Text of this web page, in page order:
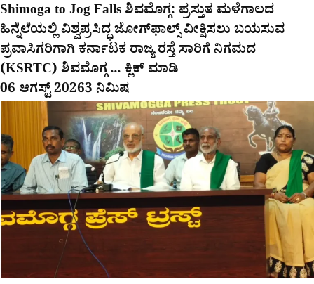
Shimoga to Jog Falls ಶಿವಮೊಗ್ಗ: ಪ್ರಸ್ತುತ ಮಳೆಗಾಲದ
ಹಿನ್ನೆಲೆಯಲ್ಲಿ ವಿಶ್ವಪ್ರಸಿದ್ಧ ಜೋಗ್‌ಫಾಲ್ಸ್ ವೀಕ್ಷಿಸಲು ಬಯಸುವ
ಪ್ರವಾಸಿಗರಿಗಾಗಿ ಕರ್ನಾಟಕ ರಾಜ್ಯ ರಸ್ತೆ ಸಾರಿಗೆ ನಿಗಮದ
(KSRTC) ಶಿವಮೊಗ್ಗ ... ಕ್ಲಿಕ್ ಮಾಡಿ
06 ಆಗಸ್ಟ್ 20263 ನಿಮಿಷ